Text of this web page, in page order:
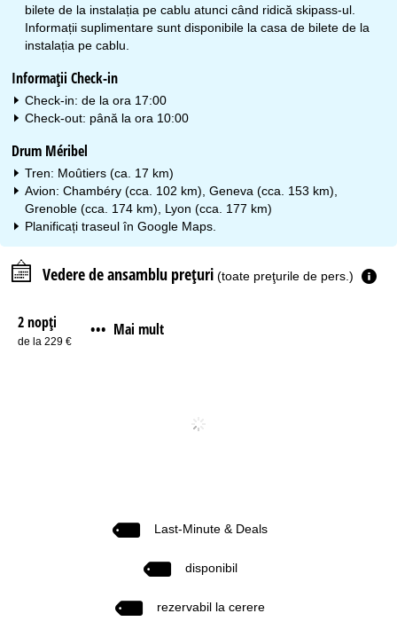
bilete de la instalația pe cablu atunci când ridică skipass-ul.
Informații suplimentare sunt disponibile la casa de bilete de la
instalația pe cablu.
Informații Check-in
Check-in: de la ora 17:00
Check-out: până la ora 10:00
Drum Méribel
Tren: Moûtiers (ca. 17 km)
Avion: Chambéry (cca. 102 km), Geneva (cca. 153 km),
Grenoble (cca. 174 km), Lyon (cca. 177 km)
Planificați traseul înGoogle Maps
Vedere de ansamblu prețuri (toate preţurile de pers.)
2 nopţi
de la 229 €
••• Mai mult
Last-Minute & Deals
disponibil
rezervabil la cerere